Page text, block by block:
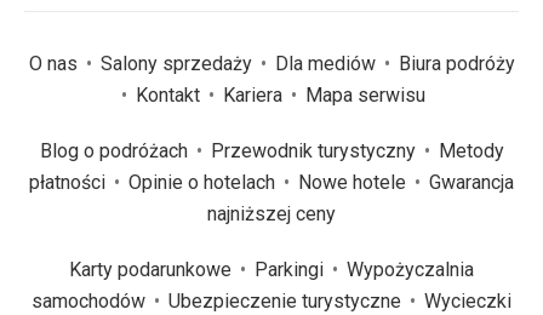
O nas Salony sprzedaży Dla mediów
Biura podróży
Kontakt
Kariera Mapa serwisu
Blog o podróżach Przewodnik turystyczny
Metody
płatności
Opinie o hotelach Nowe hotele
Gwarancja
najniższej ceny
Karty podarunkowe Parkingi
Wypożyczalnia
samochodów
Ubezpieczenie turystyczne
Wycieczki